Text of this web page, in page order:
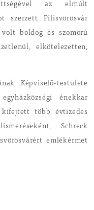
az elmúlt
szerzett Pilisvörösvár
boldog és szomorú
elkötelezetten,
Képviselő-testülete
énekkar
több évtizedes
Schreck
emlékérmet